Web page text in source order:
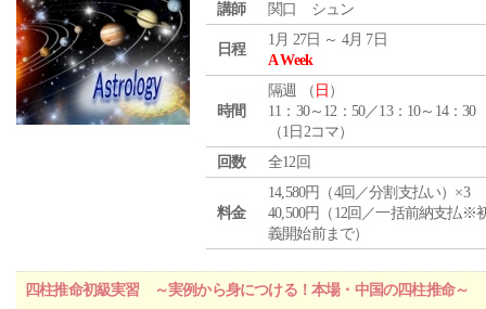
講師 関口 シュン
日程
1月 27日 ～ 4月 7日
A Week
時間
隔週 （ 日 ）
11：30～12：50／13：10～14：30
（1日2コマ）
回数
全12回
料金
14,580円（4回／分割支払い）×3
40,500円（12回／一括前納支払※
義開始前まで）
四柱推命初級実習 ～実例から身につける！本場・中国の四柱推命～